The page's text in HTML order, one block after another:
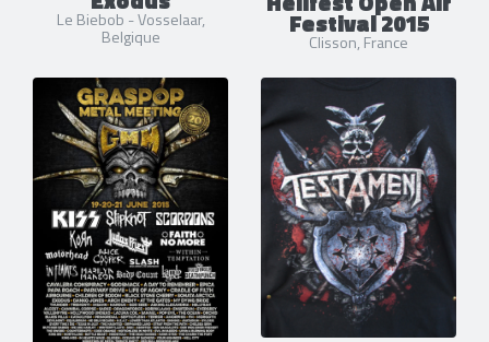
Le Biebob - Vosselaar,
Belgique Festival 2015
Clisson, France